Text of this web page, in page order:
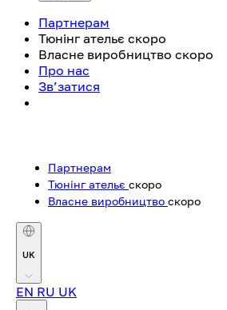
Партнерам
Тюнінг ательє скоро
Власне виробництво скоро
Про нас
Зв’затися
Партнерам
Тюнінг ательє скоро
Власне виробництво скоро
UK
EN RU UK